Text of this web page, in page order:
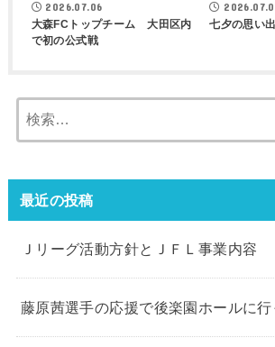
2026.07.06
大森FCトップチーム 大田区内
で初の公式戦
七夕の思い
索:
最近の投稿
Ｊリーグ活動方針とＪＦＬ事業内容
藤原茜選手の応援で後楽園ホールに